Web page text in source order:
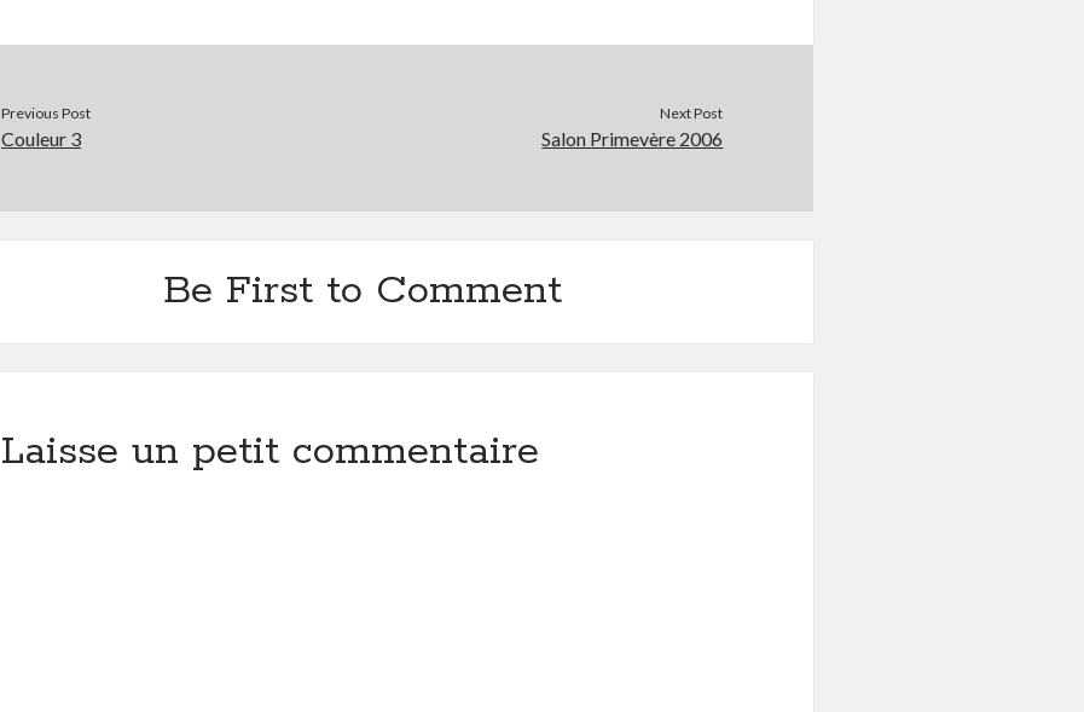
Previous Post
Couleur 3
Next Post
Salon Primevère 2006
Be First to Comment
Laisse un petit commentaire